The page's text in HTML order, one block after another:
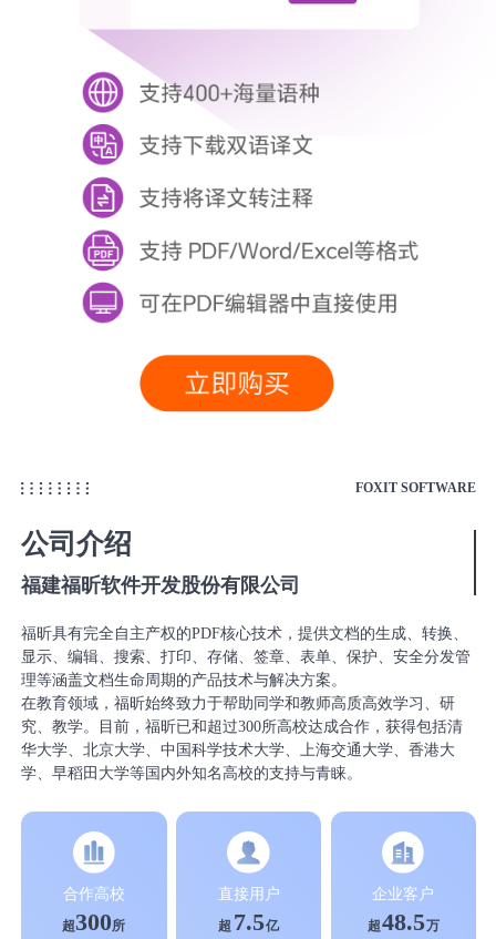
FOXIT SOFTWARE
公司介绍
福建福昕软件开发股份有限公司
福昕具有完全自主产权的PDF核心技术，提供文档的生成、转换、
显示、编辑、搜索、打印、存储、签章、表单、保护、安全分发管
理等涵盖文档生命周期的产品技术与解决方案。
在教育领域，福昕始终致力于帮助同学和教师高质高效学习、研
究、教学。目前，福昕已和超过300所高校达成合作，获得包括清
华大学、北京大学、中国科学技术大学、上海交通大学、香港大
学、早稻田大学等国内外知名高校的支持与青睐。
合作高校
超300所
直接用户
超 7.5亿
企业客户
超48.5万